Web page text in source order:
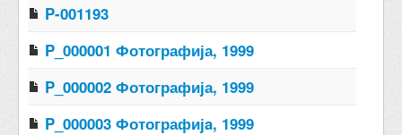
P-001193
P_000001 Фотографија, 1999
P_000002 Фотографија, 1999
P_000003 Фотографијa, 1999